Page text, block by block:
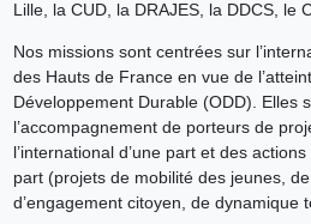
Lille, la CUD, la DRAJES, la DDCS, le
Nos missions sont centrées sur
des Hauts de France en vue de
Développement Durable (ODD). Elles
l’accompagnement de porteurs de
l’international d’une part et des
part (projets de mobilité des jeunes,
d’engagement citoyen, de dynamique